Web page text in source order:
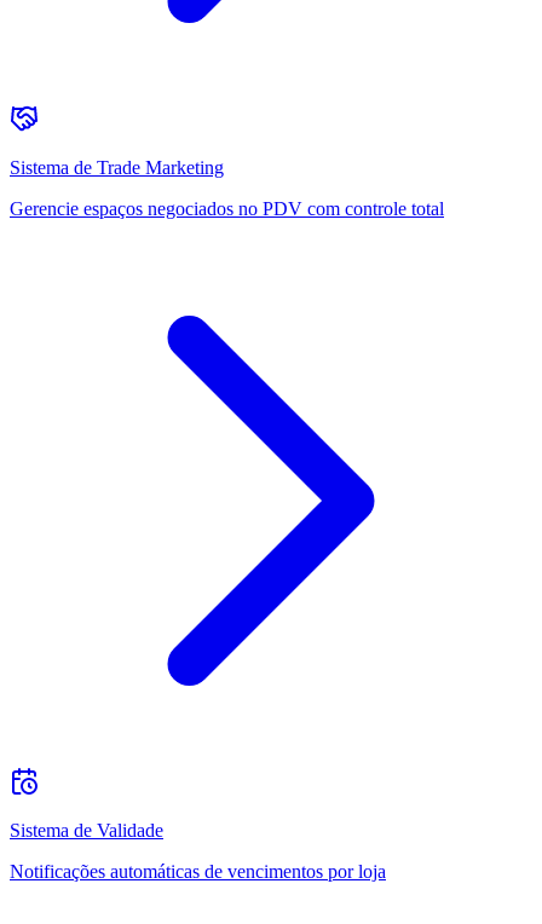
Sistema de Trade Marketing
Gerencie espaços negociados no PDV com controle total
Sistema de Validade
Notificações automáticas de vencimentos por loja